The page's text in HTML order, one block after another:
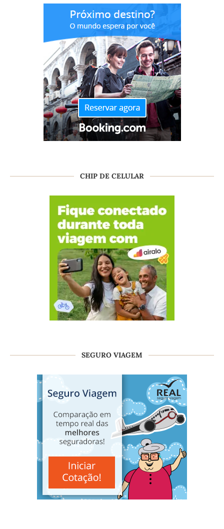
CHIP DE CELULAR
SEGURO VIAGEM